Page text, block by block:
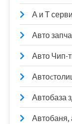
А и Т
Авто
Авто Чип-
Автобаза
Автобаня,